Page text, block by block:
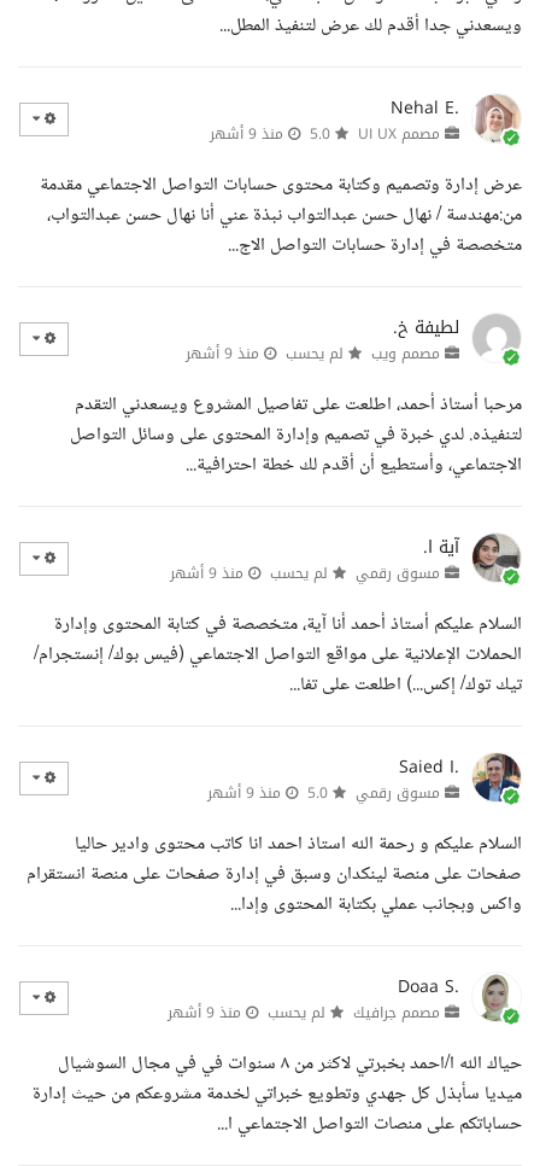
ويسعدني جدا أقدم لك عرض لتنفيذ المطل...
Nehal E.
مصمم UI UX منذ 9 أشهر
عرض إدارة وتصميم وكتابة محتوى حسابات التواصل الاجتماعي مقدمة
من:مهندسة / نهال حسن عبدالتواب نبذة عني أنا نهال حسن عبدالتواب،
متخصصة في إدارة حسابات التواصل الاج...
لطيفة خ.
مصمم ويب لم يحسب منذ 9 أشهر
مرحبا أستاذ أحمد، اطلعت على تفاصيل المشروع ويسعدني التقدم
لتنفيذه. لدي خبرة في تصميم وإدارة المحتوى على وسائل التواصل
الاجتماعي، وأستطيع أن أقدم لك خطة احترافية...
آية ا.
مسوق رقمي لم يحسب منذ 9 أشهر
السلام عليكم أستاذ أحمد أنا آية، متخصصة في كتابة المحتوى وإدارة
الحملات الإعلانية على مواقع التواصل الاجتماعي (فيس بوك/ إنستجرام/
تيك توك/ إكس...) اطلعت على تفا...
Saied I.
مسوق رقمي منذ 9 أشهر
السلام عليكم و رحمة الله استاذ احمد انا كاتب محتوى وادير حاليا
صفحات على منصة لينكدان وسبق في إدارة صفحات على منصة انستقرام
واكس وبجانب عملي بكتابة المحتوى وإدا...
Doaa S.
مصمم جرافيك لم يحسب منذ 9 أشهر
حياك الله ا/احمد بخبرتي لاكثر من ٨ سنوات في في مجال السوشيال
ميديا سأبذل كل جهدي وتطويع خبراتي لخدمة مشروعكم من حيث إدارة
حساباتكم على منصات التواصل الاجتماعي ا...